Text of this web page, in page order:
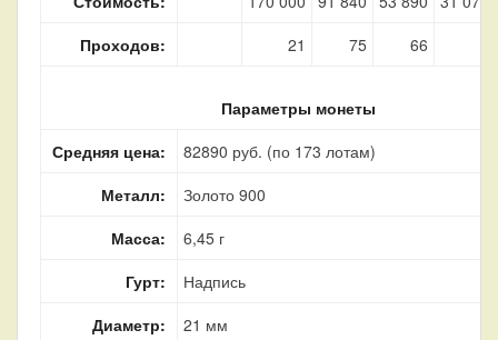
Проходов:
21 75 66
Параметры монеты
Средняя цена:
82890 руб. (по 173 лотам)
Металл:
Золото 900
Масса:
6,45 г
Гурт:
Надпись
Диаметр:
21 мм